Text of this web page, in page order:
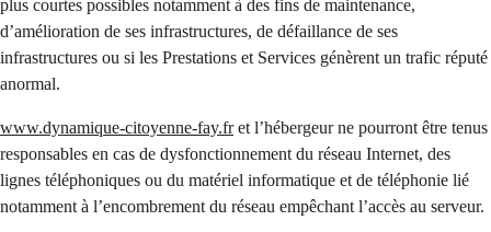
plus courtes possibles notamment à des fins de maintenance,
d’amélioration de ses infrastructures, de défaillance de ses
infrastructures ou si les Prestations et Services génèrent un trafic réputé
anormal.
www.dynamique-citoyenne-fay.fret l’hébergeur ne pourront être tenus
responsables en cas de dysfonctionnement du réseau Internet, des
lignes téléphoniques ou du matériel informatique et de téléphonie lié
notamment à l’encombrement du réseau empêchant l’accès au serveur.